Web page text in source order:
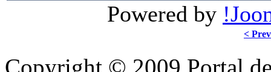
Powered by
< Prev